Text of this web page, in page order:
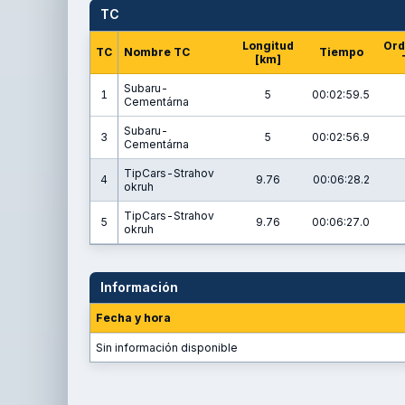
TC
TC Nombre TC
Longitud
[km]
Tiempo
1
Subaru-
Cementárna
5 00:02:59.5
3
Subaru-
Cementárna
5 00:02:56.9
4
TipCars-Strahov
okruh
9.76 00:06:28.2
5
TipCars-Strahov
okruh
9.76 00:06:27.0
Información
Fecha y hora
Sin información disponible